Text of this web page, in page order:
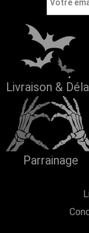
Livraison &
Parrainage